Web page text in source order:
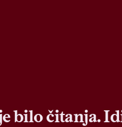
bilo čitanja.